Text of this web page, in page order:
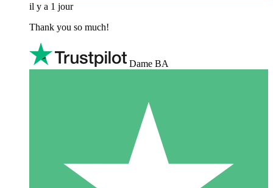
il y a 1 jour
Thank you so much!
Dame BA